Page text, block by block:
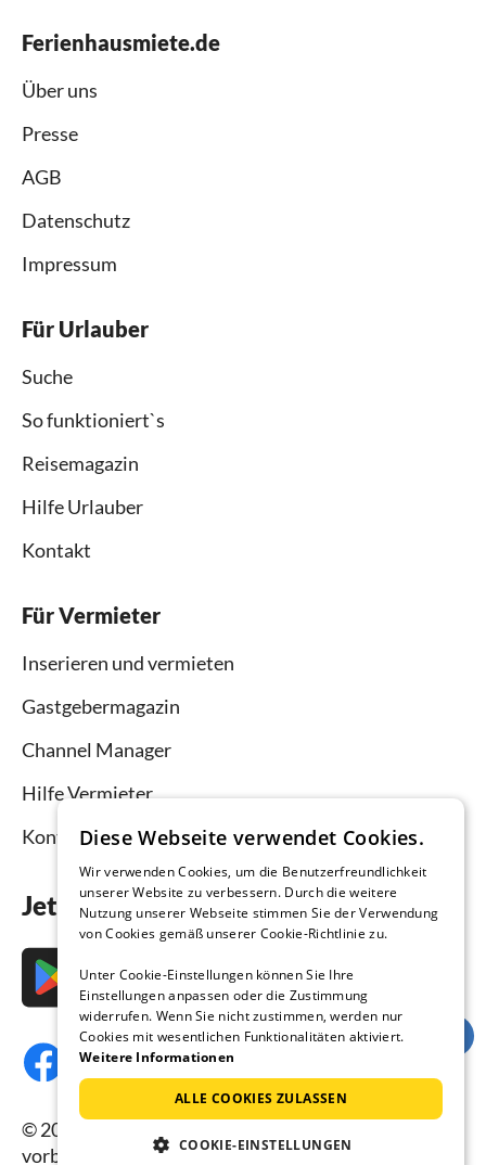
Ferienhausmiete.de
Über uns
Presse
AGB
Datenschutz
Impressum
Für Urlauber
Suche
So funktioniert`s
Reisemagazin
Hilfe Urlauber
Kontakt
Für Vermieter
Inserieren und vermieten
Gastgebermagazin
Channel Manager
Hilfe Vermieter
Kontakt
Jetzt die App downloaden
© 2026 Ferienhausmiete.de, alle Rechte
vorbehalten.
Diese Webseite verwendet Cookies.
Wir verwenden Cookies, um die Benutzerfreundlichkeit
unserer Website zu verbessern. Durch die weitere
Nutzung unserer Webseite stimmen Sie der Verwendung
von Cookies gemäß unserer Cookie-Richtlinie zu.
Unter Cookie-Einstellungen können Sie Ihre
Einstellungen anpassen oder die Zustimmung
widerrufen. Wenn Sie nicht zustimmen, werden nur
Cookies mit wesentlichen Funktionalitäten aktiviert.
Weitere Informationen
ALLE COOKIES ZULASSEN
COOKIE-EINSTELLUNGEN